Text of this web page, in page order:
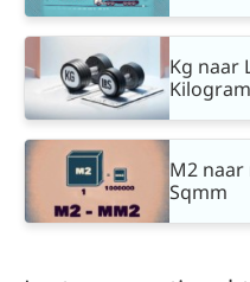
Kg naar
M2 naar
Sqmm